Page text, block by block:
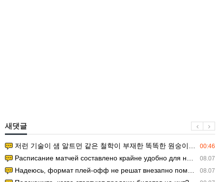
새댓글
00:46
저런 기술이 샘 알트먼 같은 철학이 부재한 똑똑한 원숭이에게 있다는게 문제.
08.07
Расписание матчей составлено крайне удобно для нашего часово…
08.07
Надеюсь, формат плей-офф не решат внезапно поменять. https:/…